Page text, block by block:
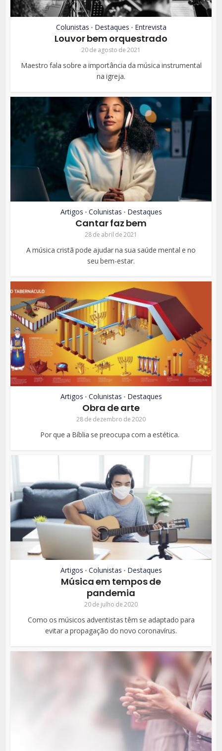
Colunistas • Destaques • Entrevista
Louvor bem orquestrado
20 de agosto de 2021
Maestro fala sobre a importância da música instrumental
na igreja.
Artigos • Colunistas • Destaques
Cantar faz bem
28 de abril de 2021
A música cristã pode ajudar na sua saúde mental e no
seu bem-estar.
Artigos • Colunistas • Destaques
Obra de arte
28 de dezembro de 2020
Por que a Bíblia se preocupa com a estética.
Artigos • Colunistas • Destaques
Música em tempos de
pandemia
20 de julho de 2020
Como os músicos adventistas têm se adaptado para
evitar a propagação do novo coronavírus.